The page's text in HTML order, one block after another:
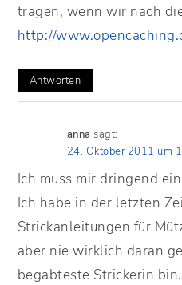
tragen, wenn wir nach
http://
Antworten
anna sagt:
24. Oktober 2011 um
Ich muss mir dringend
Ich habe in der letzten
Strickanleitungen für
aber nie wirklich daran
begabteste Strickerin bin.